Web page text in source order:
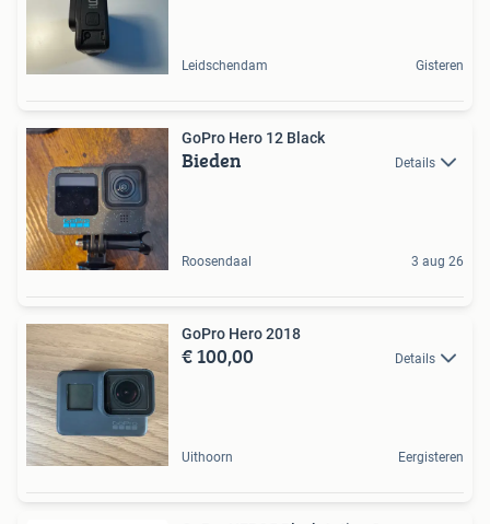
Leidschendam Gisteren
GoPro Hero 12 Black
Bieden Details
Roosendaal 3 aug 26
GoPro Hero 2018
€ 100,00 Details
Uithoorn Eergisteren